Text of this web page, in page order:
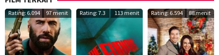
Rating: 6.094 97 menit Rating: 7.3 113 menit Rating: 6.594 88 menit